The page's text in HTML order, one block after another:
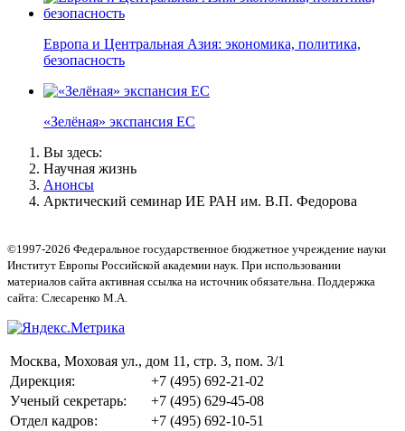
Европа и Центральная Азия: экономика, политика,
безопасность
«Зелёная» экспансия ЕС
Вы здесь:
Научная жизнь
Анонсы
Арктический семинар ИЕ РАН им. В.П. Федорова
©1997-2026 Федеральное государственное бюджетное учреждение науки
Институт Европы Российской академии наук. При использовании
материалов сайта активная ссылка на источник обязательна. Поддержка
сайта: Слесаренко М.А.
Москва, Моховая ул., дом 11, стр. 3, пом. 3/1
Дирекция:
+7 (495) 692-21-02
Ученый секретарь:
+7 (495) 629-45-08
Отдел кадров:
+7 (495) 692-10-51